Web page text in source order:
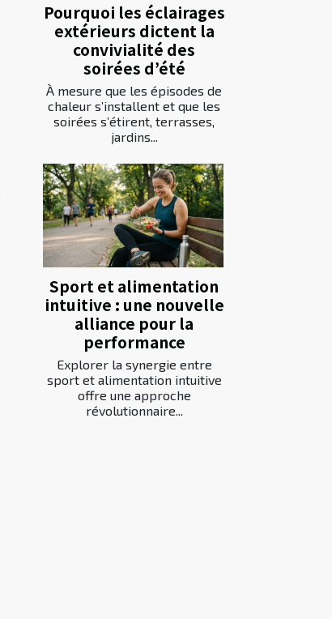
Pourquoi les éclairages
extérieurs dictent la
convivialité des
soirées d’été
À mesure que les épisodes de
chaleur s’installent et que les
soirées s’étirent, terrasses,
jardins...
Sport et alimentation
intuitive : une nouvelle
alliance pour la
performance
Explorer la synergie entre
sport et alimentation intuitive
offre une approche
révolutionnaire...